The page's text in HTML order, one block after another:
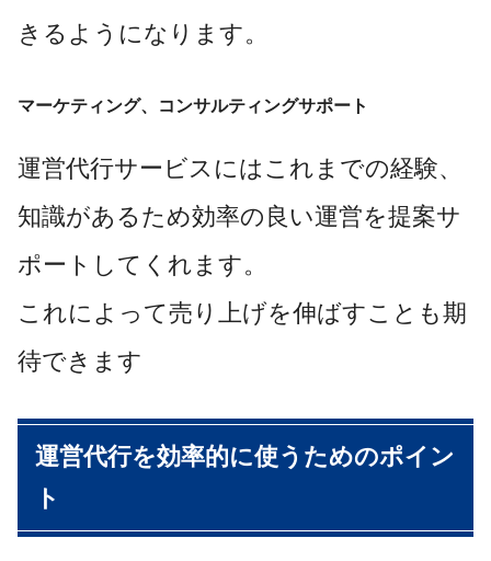
きるようになります。
マーケティング、コンサルティングサポート
運営代行サービスにはこれまでの経験、
知識があるため効率の良い運営を提案サ
ポートしてくれます。
これによって売り上げを伸ばすことも期
待できます
運営代行を効率的に使うためのポイン
ト